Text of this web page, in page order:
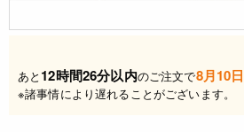
あと 12時間26分以内のご注文で8月10
※諸事情により遅れることがございます。